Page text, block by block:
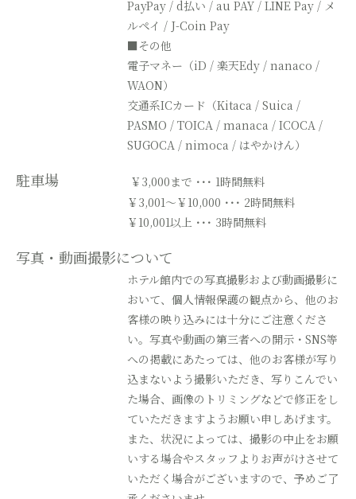
PayPay / d払い / au PAY / LINE Pay / メ
ルペイ / J-Coin Pay
■その他
電子マネー（iD / 楽天Edy / nanaco /
WAON）
交通系ICカード（Kitaca / Suica /
PASMO / TOICA / manaca / ICOCA /
SUGOCA / nimoca / はやかけん）
駐車場
￥3,000まで ･･･ 1時間無料
￥3,001～￥10,000 ･･･ 2時間無料
￥10,001以上 ･･･ 3時間無料
写真・動画撮影について
ホテル館内での写真撮影および動画撮影に
おいて、個人情報保護の観点から、他のお
客様の映り込みには十分にご注意くださ
い。写真や動画の第三者への開示・SNS等
への掲載にあたっては、他のお客様が写り
込まないよう撮影いただき、写りこんでい
た場合、画像のトリミングなどで修正をし
ていただきますようお願い申しあげます。
また、状況によっては、撮影の中止をお願
いする場合やスタッフよりお声がけさせて
いただく場合がございますので、予めご了